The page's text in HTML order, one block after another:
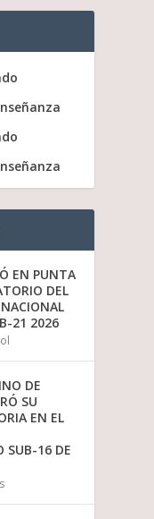
r
a
p
a
u
m
e
t
r
o
d
s
n
EN PUNTA
DEL
21 2026
DE
SU
EN EL
SUB-16 DE